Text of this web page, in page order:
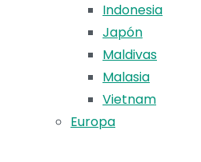
Indonesia
Japón
Maldivas
Malasia
Vietnam
Europa